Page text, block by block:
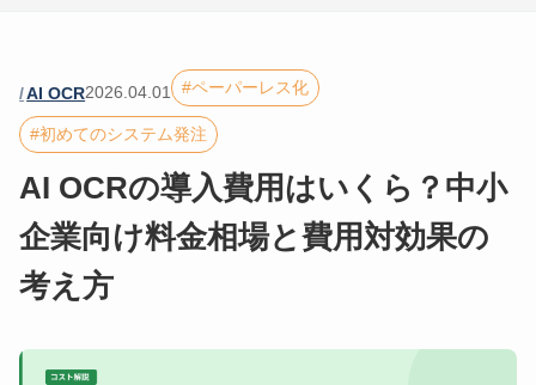
AI OCR2026.04.01 ペーパーレス化
初めてのシステム発注
AI OCRの導入費用はいくら？中小
企業向け料金相場と費用対効果の
考え方